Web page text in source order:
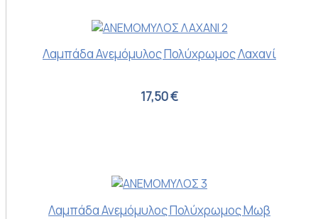
Λαμπάδα Ανεμόμυλος Πολύχρωμος Λαχανί
17,50 €
Λαμπάδα Ανεμόμυλος Πολύχρωμος Μωβ